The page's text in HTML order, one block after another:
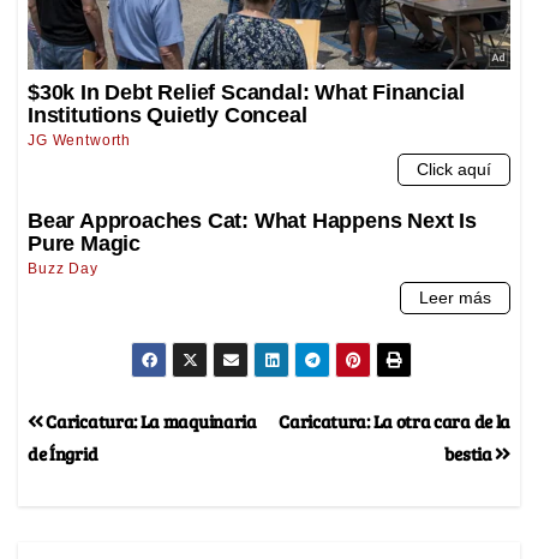
Caricatura: La otra cara de la
bestia
Caricatura: La maquinaria
de Íngrid